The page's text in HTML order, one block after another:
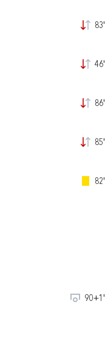
83'
46'
86'
85'
82'
90+1'